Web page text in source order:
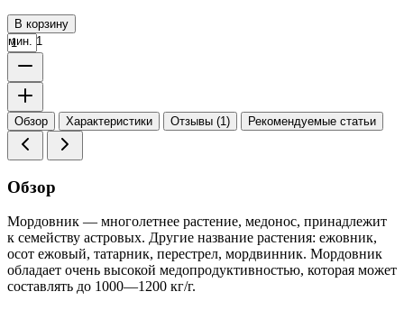
В корзину
мин. 1
Обзор Характеристики Отзывы (1) Рекомендуемые статьи
Обзор
Мордовник — многолетнее растение, медонос, принадлежит
к семейству астровых. Другие название растения: ежовник,
осот ежовый, татарник, перестрел, мордвинник. Мордовник
обладает очень высокой медопродуктивностью, которая может
составлять до 1000—1200 кг/г.